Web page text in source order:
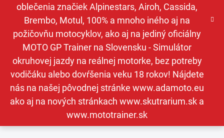
oblečenia značiek Alpinestars, Airoh, Cassida,
Brembo, Motul, 100% a mnoho iného aj na
požičovňu motocyklov, ako aj na jediný oficiálny
MOTO GP Trainer na Slovensku - Simulátor
okruhovej jazdy na reálnej motorke, bez potreby
vodičáku alebo dovŕšenia veku 18 rokov! Nájdete
nás na našej pôvodnej stránke www.adamoto.eu
ako aj na nových stránkach www.skutrarium.sk a
www.mototrainer.sk